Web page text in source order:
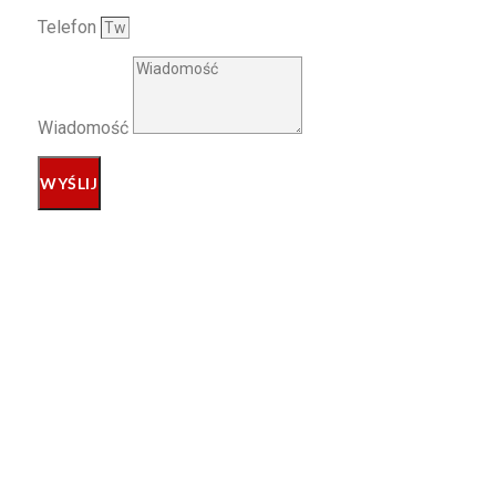
Telefon
Wiadomość
WYŚLIJ